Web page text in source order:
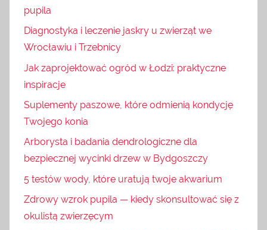
pupila
Diagnostyka i leczenie jaskry u zwierząt we
Wrocławiu i Trzebnicy
Jak zaprojektować ogród w Łodzi: praktyczne
inspiracje
Suplementy paszowe, które odmienią kondycję
Twojego konia
Arborysta i badania dendrologiczne dla
bezpiecznej wycinki drzew w Bydgoszczy
5 testów wody, które uratują twoje akwarium
Zdrowy wzrok pupila — kiedy skonsultować się z
okulistą zwierzęcym